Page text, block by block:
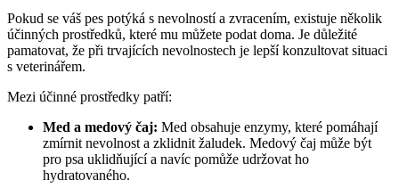
Pokud se váš pes potýká s nevolností a zvracením, existuje několik
účinných prostředků, které mu můžete podat doma. Je důležité
pamatovat, že při trvajících nevolnostech je lepší konzultovat situaci
s veterinářem.
Mezi účinné prostředky patří:
Med a medový čaj: Med obsahuje enzymy, které pomáhají
zmírnit nevolnost a zklidnit žaludek. Medový čaj může být
pro psa uklidňující a navíc pomůže udržovat ho
hydratovaného.